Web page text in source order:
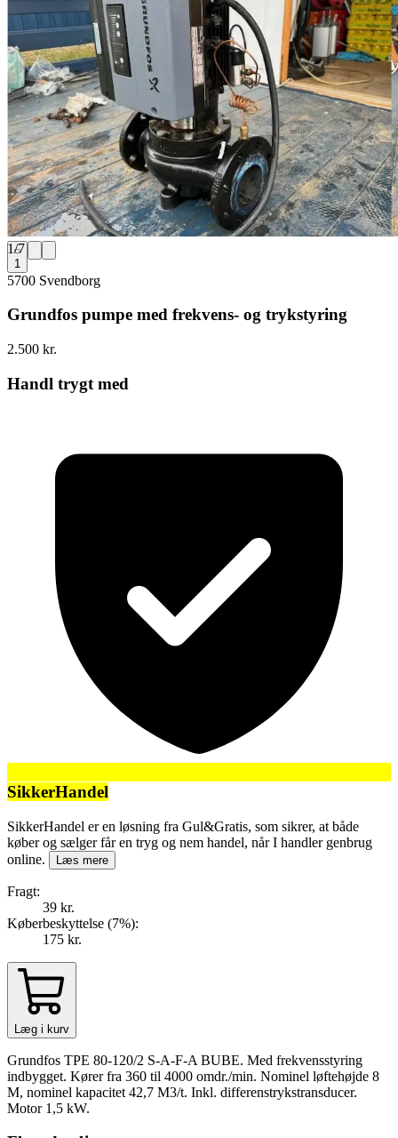
1/7
1
5700 Svendborg
Grundfos pumpe med frekvens- og trykstyring
2.500 kr.
Handl trygt med
SikkerHandel
SikkerHandel er en løsning fra Gul&Gratis, som sikrer, at både
køber og sælger får en tryg og nem handel, når I handler genbrug
online.
Læs mere
Fragt:
39 kr.
Køberbeskyttelse (7%):
175 kr.
Læg i kurv
Grundfos TPE 80-120/2 S-A-F-A BUBE. Med frekvensstyring
indbygget. Kører fra 360 til 4000 omdr./min. Nominel løftehøjde 8
M, nominel kapacitet 42,7 M3/t. Inkl. differenstrykstransducer.
Motor 1,5 kW.